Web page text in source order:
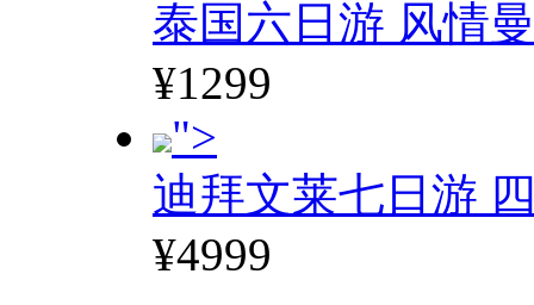
泰国六日游 风情
¥1299
">
迪拜文莱七日游
¥4999